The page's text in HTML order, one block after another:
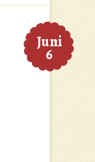
Juni
6